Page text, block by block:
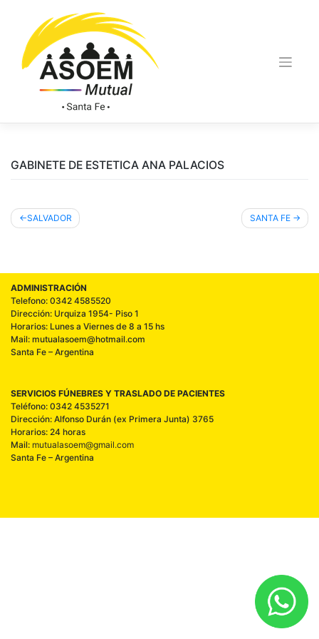
GABINETE DE ESTETICA ANA PALACIOS
SALVADOR SANTA FE
ADMINISTRACIÓN
Telefono: 0342 4585520
Dirección: Urquiza 1954- Piso 1
Horarios: Lunes a Viernes de 8 a 15 hs
Mail: mutualasoem@hotmail.com
Santa Fe – Argentina
SERVICIOS FÚNEBRES Y TRASLADO DE PACIENTES
Teléfono: 0342 4535271
Dirección: Alfonso Durán (ex Primera Junta) 3765
Horarios: 24 horas
Mail: mutualasoem@gmail.com
Santa Fe – Argentina